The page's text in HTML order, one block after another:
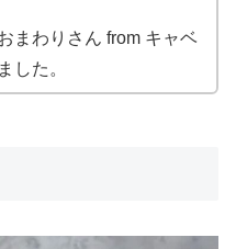
まわりさん from キャベ
した。